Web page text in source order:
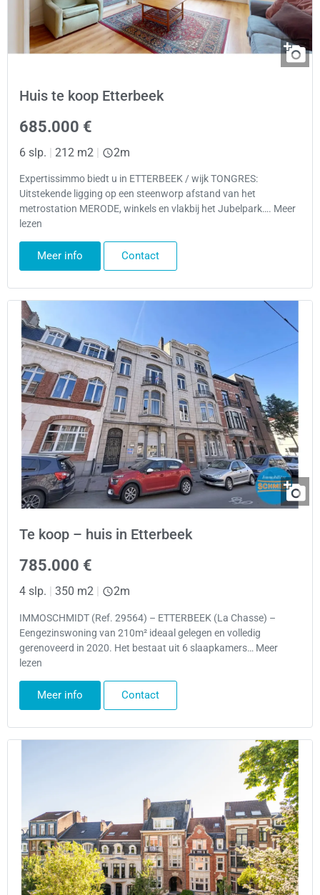
Huis te koop Etterbeek
685.000 €
6 slp. | 212 m2 | 2m
Expertissimmo biedt u in ETTERBEEK / wijk TONGRES:
Uitstekende ligging op een steenworp afstand van het
metrostation MERODE, winkels en vlakbij het Jubelpark…. Meer
lezen
Meer info Contact
Te koop – huis in Etterbeek
785.000 €
4 slp. 350 m2 2m
IMMOSCHMIDT (Ref. 29564) – ETTERBEEK (La Chasse) –
Eengezinswoning van 210m² ideaal gelegen en volledig
gerenoveerd in 2020. Het bestaat uit 6 slaapkamers… Meer
lezen
Meer info Contact